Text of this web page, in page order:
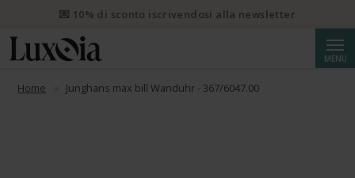
MENU
Home Junghans max bill Wanduhr - 367/6047.00
📦 Spedizione prioritaria gratuita da CHF 50. Spedizione
prioritaria raccomandata da CHF 250.